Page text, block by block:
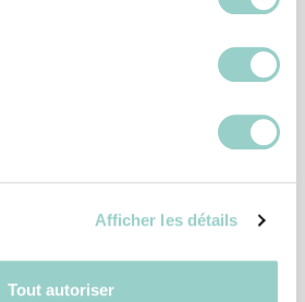
Afficher les détails
Tout autoriser